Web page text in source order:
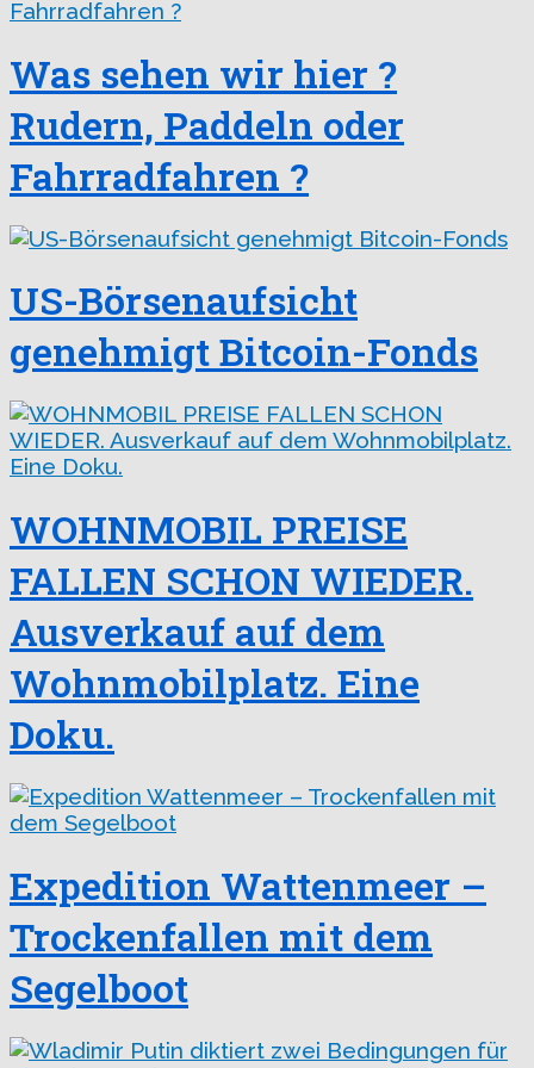
Was sehen wir hier ?
Rudern, Paddeln oder
Fahrradfahren ?
US-Börsenaufsicht
genehmigt Bitcoin-Fonds
WOHNMOBIL PREISE
FALLEN SCHON WIEDER.
Ausverkauf auf dem
Wohnmobilplatz. Eine
Doku.
Expedition Wattenmeer –
Trockenfallen mit dem
Segelboot